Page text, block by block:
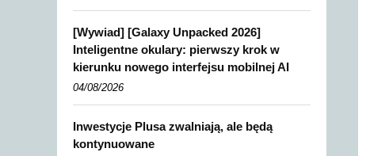
[Wywiad] [Galaxy Unpacked 2026]
Inteligentne okulary: pierwszy krok w
kierunku nowego interfejsu mobilnej AI
04/08/2026
Inwestycje Plusa zwalniają, ale będą
kontynuowane